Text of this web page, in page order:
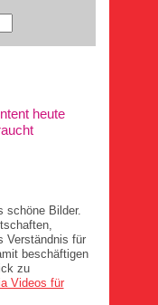
heute
schöne Bilder.
Verständnis für
beschäftigen
zu
Videos für